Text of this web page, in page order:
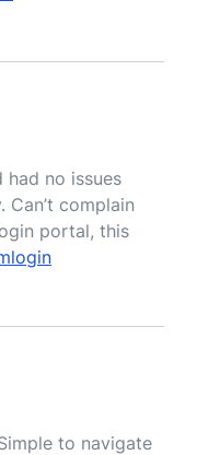
had no issues
Can’t complain
portal, this
to navigate